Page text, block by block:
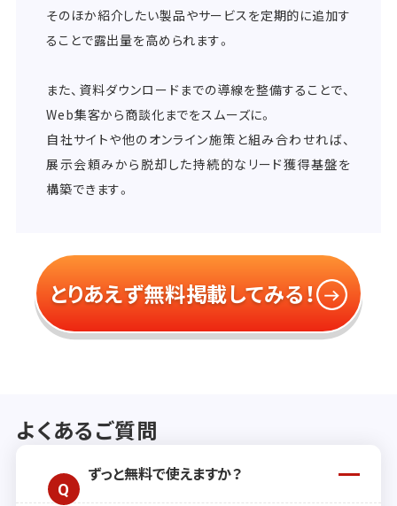
そのほか紹介したい製品やサービスを定期的に追加す
ることで露出量を高められます。
また、資料ダウンロードまでの導線を整備することで、
Web集客から商談化までをスムーズに。
自社サイトや他のオンライン施策と組み合わせれば、
展示会頼みから脱却した持続的なリード獲得基盤を
構築できます。
とりあえず無料掲載してみる！
よくあるご質問
ずっと無料で使えますか？